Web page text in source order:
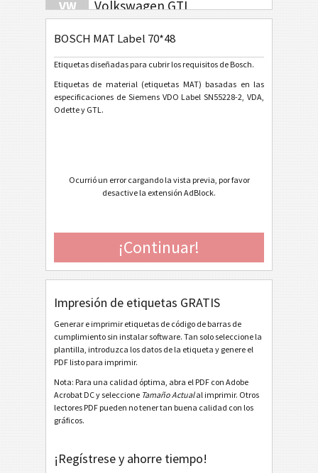
VW Volkswagen GTL
GM General Motors
CAT Caterpillar
Galia
B BOSCH
BOSCH GTL Deutsch A5 (2022)
BOSCH GTL Deutsch KLT1 (2022)
BOSCH GTL English A5 (2022)
BOSCH GTL English A6 (2022)
BOSCH GTL English SLC1 (2022)
BOSCH MAT Label 70*48
Etiquetas diseñadas para cubrir los requisitos de Bosch.
Etiquetas de material (etiquetas MAT) basadas en las
especificaciones de Siemens VDO Label SN55228-2, VDA,
Odette y GTL.
Ocurrió un error cargando la vista previa, por favor
desactive la extensión AdBlock.
¡Continuar!
Impresión de etiquetas GRATIS
Generar e imprimir etiquetas de código de barras de
cumplimiento sin instalar software. Tan solo seleccione la
plantilla, introduzca los datos de la etiqueta y genere el
PDF listo para imprimir.
Nota: Para una calidad óptima, abra el PDF con Adobe
Acrobat DC y seleccione Tamaño Actualal imprimir. Otros
lectores PDF pueden no tener tan buena calidad con los
gráficos.
¡Regístrese y ahorre tiempo!